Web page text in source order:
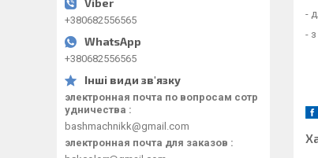
-
-
+380682556565
+380682556565
электронная почта по вопросам сотр
удничества
bashmachnikk@gmail.com
электронная почта для заказов